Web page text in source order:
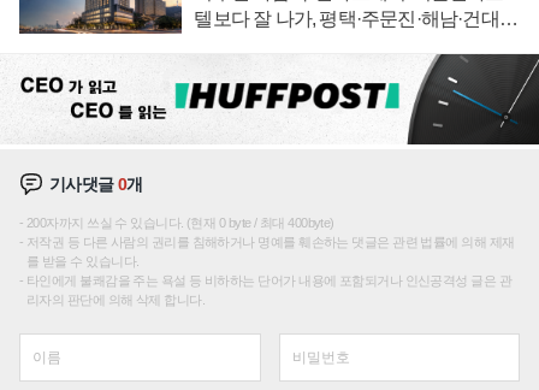
텔보다 잘 나가, 평택·주문진·해남·건대로
기사댓글0개
200자까지 쓰실 수 있습니다. (현재 0 byte / 최대 400byte)
저작권 등 다른 사람의 권리를 침해하거나 명예를 훼손하는 댓글은 관련 법률에 의해 제재
를 받을 수 있습니다.
타인에게 불쾌감을 주는 욕설 등 비하하는 단어가 내용에 포함되거나 인신공격성 글은 관
리자의 판단에 의해 삭제 합니다.